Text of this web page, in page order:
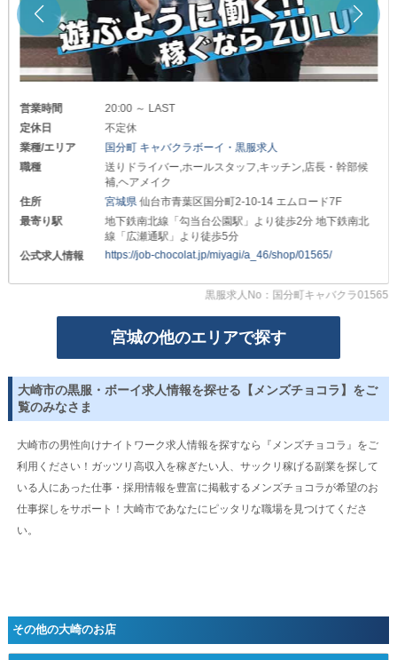
営業時間
20:00 ～ LAST
定休日
不定休
業種/エリア
国分町 キャバクラボーイ・黒服求人
職種
送りドライバー,ホールスタッフ,キッチン,店長・幹部候
補,ヘアメイク
住所
宮城県仙台市青葉区国分町2-10-14 エムロード7F
最寄り駅
地下鉄南北線「勾当台公園駅」より徒歩2分 地下鉄南北
線「広瀬通駅」より徒歩5分
公式求人情報
https://job-chocolat.jp/miyagi/a_46/shop/01565/
黒服求人No：国分町キャバクラ01565
宮城の他のエリアで探す
大崎市の黒服・ボーイ求人情報を探せる【メンズチョコラ】をご
覧のみなさま
大崎市の男性向けナイトワーク求人情報を探すなら『メンズチョコラ』をご
利用ください！ガッツリ高収入を稼ぎたい人、サックリ稼げる副業を探して
いる人にあった仕事・採用情報を豊富に掲載するメンズチョコラが希望のお
仕事探しをサポート！大崎市であなたにピッタリな職場を見つけてくださ
い。
その他の大崎のお店